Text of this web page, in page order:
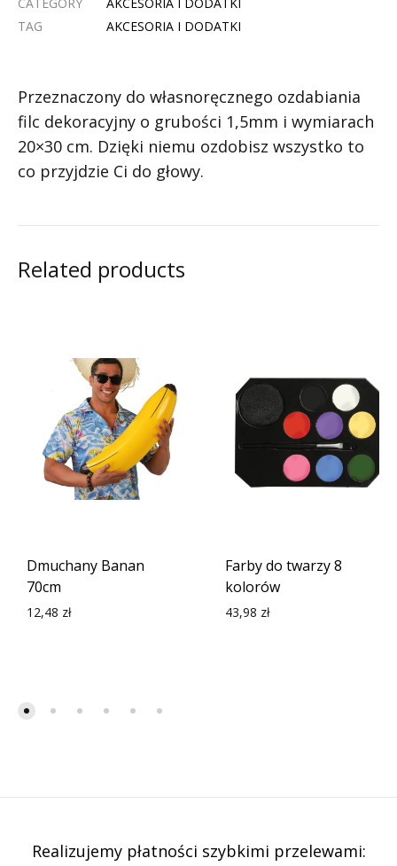
TAG
AKCESORIA I DODATKI
Przeznaczony do własnoręcznego ozdabiania
filc dekoracyjny o grubości 1,5mm i wymiarach
20×30 cm. Dzięki niemu ozdobisz wszystko to
co przyjdzie Ci do głowy.
Related products
Dmuchany Banan
70cm
12,48 zł
Farby do twarzy 8
kolorów
43,98 zł
Realizujemy płatności szybkimi przelewami: